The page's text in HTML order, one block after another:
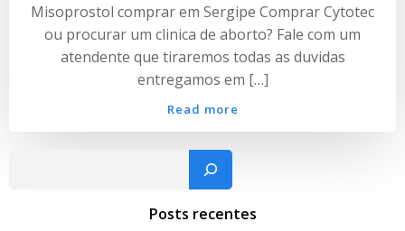
Misoprostol comprar em Sergipe Comprar Cytotec
ou procurar um clinica de aborto? Fale com um
atendente que tiraremos todas as duvidas
entregamos em […]
Read more
Pesquisar
Posts recentes